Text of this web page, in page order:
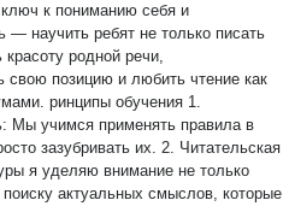
к пониманию себя и
научить ребят не только писать
родной речи,
свою позицию и любить чтение как
1.
Мы учимся применять правила в
их. 2. Читательская
я уделяю внимание не только
актуальных смыслов, которые